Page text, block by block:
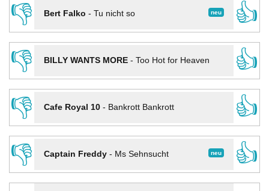
👎
neu
Bert Falko - Tu nicht so
👍
👎
BILLY WANTS MORE- Too Hot for Heaven
👍
👎
Cafe Royal 10- Bankrott Bankrott
👍
👎
neu
Captain Freddy- Ms Sehnsucht
👍